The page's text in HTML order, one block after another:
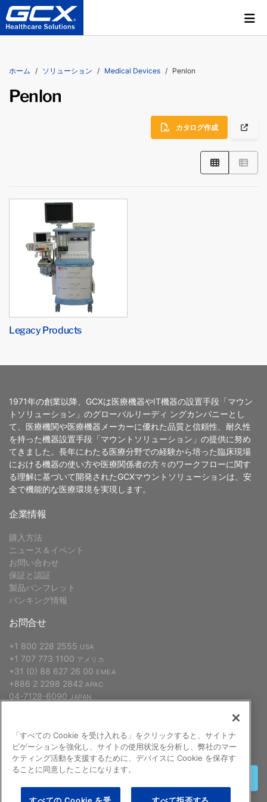
ホーム ソリューション Medical Devices Penlon
Penlon
カタログ作成
Legacy Products
1971年の創業以降、GCXは医療機器やIT機器の設置手段「マウン
トソリューション」のグローバルリーディ ングカンパニーとし
て、医療機関や医療機器メーカーに優れた品質と信頼性、耐久性
を持った機器設置手段「マウントソリューション」の提供に努め
てきました。長年にわたる医療分野での経験から培った臨床現場
における機器の使い方や医療関係者の方々のワークフローに関す
る理解に基づいて開発されたGCXマウントソリューションは、安
全で機能的な医療環境を実現します。
企業情報
購入方法
ニュース＆イベント
お問い合わせ
保証と認証
製品パンフレット
バンキング情報
お問合せ
+1 800 228 2555 USA
+1 707 773 1100 アメリカ
+31 (0) 88 627 26 00 EMEA
+886 2 2298 2842 APAC
04-7128-6090 JAPAN
申し込む
「すべての Cookie を受け入れる」をクリックすると、サイトナ
ビゲーションを強化し、サイトの使用状況を分析し、弊社のマー
ケティング活動を支援するために、デバイスに Cookie を保存す
ることに同意したことになります。